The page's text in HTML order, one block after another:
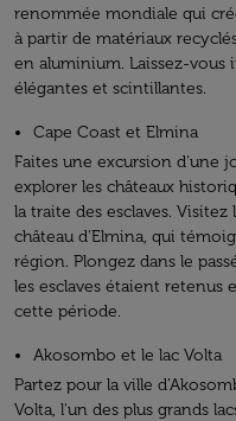
renommée mondiale qui
à partir de matériaux
en aluminium. Laissez-vous
élégantes et scintillantes.
Cape Coast et Elmina
Faites une excursion d'une
explorer les châteaux
la traite des esclaves.
château d'Elmina, qui
région. Plongez dans le
les esclaves étaient retenus
cette période.
Akosombo et le lac Volta
Partez pour la ville
Volta, l'un des plus grands